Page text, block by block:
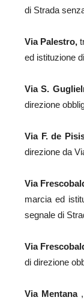
di Strada
Via Palestro,
ed istituzione
Via S.
direzione
Via F. de
direzione da
Via
marcia ed
segnale di
Via
di direzione
Via Mentana